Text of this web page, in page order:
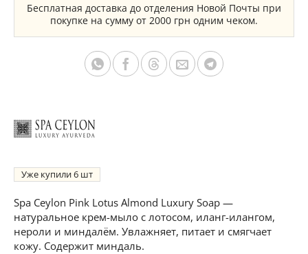
Бесплатная доставка до отделения Новой Почты при
покупке на сумму от 2000 грн одним чеком.
Уже купили6
Spa Ceylon Pink Lotus Almond Luxury Soap —
натуральное крем-мыло с лотосом, иланг-илангом,
нероли и миндалём. Увлажняет, питает и смягчает
кожу. Содержит миндаль.